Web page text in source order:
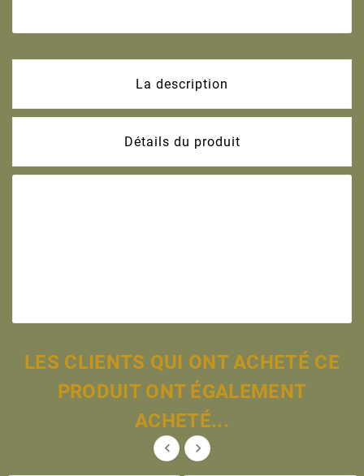
La description
Détails du produit
LES CLIENTS QUI ONT ACHETÉ CE
PRODUIT ONT ÉGALEMENT
ACHETÉ...
 